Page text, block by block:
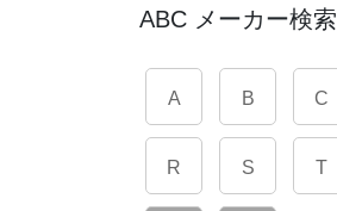
ABC メーカー検索
A B C
R S T